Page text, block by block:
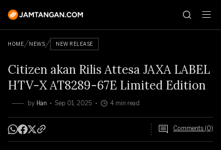
HOME NEWS NEW RELEASE
Citizen akan Rilis Attesa JAXA LABEL
HTV-X AT8289-67E Limited Edition
by Han Sep 01, 2025 4 min read
Comments (0)